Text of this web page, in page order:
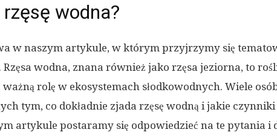
wodna?
w naszym artykule, w którym przyjrzymy się
Rzęsa wodna, znana również jako rzęsa jeziorna, to
rolę w ekosystemach słodkowodnych. Wiele
tym, co dokładnie zjada rzęsę wodną i jakie
artykule postaramy się odpowiedzieć na te pytania i